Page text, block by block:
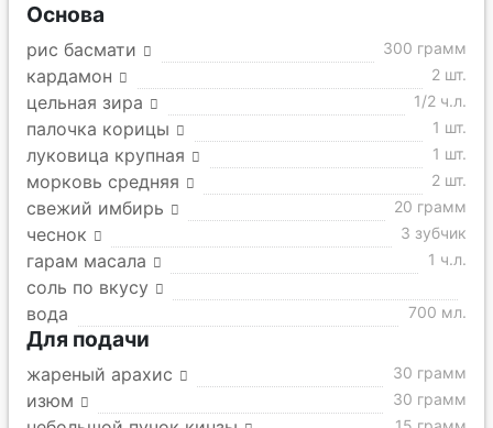
Основа
рис басмати 300 грамм
кардамон 2 шт.
цельная зира 1/2 ч.л.
палочка корицы 1 шт.
луковица крупная 1 шт.
морковь средняя 2 шт.
свежий имбирь 20 грамм
чеснок 3 зубчик
гарам масала 1 ч.л.
соль по вкусу
вода
700 мл.
Для подачи
жареный арахис 30 грамм
изюм 30 грамм